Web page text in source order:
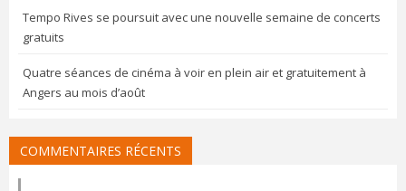
Tempo Rives se poursuit avec une nouvelle semaine de concerts
gratuits
Quatre séances de cinéma à voir en plein air et gratuitement à
Angers au mois d’août
COMMENTAIRES RÉCENTS